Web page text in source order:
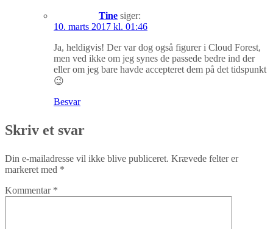
Tine siger:
10. marts 2017 kl. 01:46
Ja, heldigvis! Der var dog også figurer i Cloud Forest,
men ved ikke om jeg synes de passede bedre ind der
eller om jeg bare havde accepteret dem på det tidspunkt
😉
Besvar
Skriv et svar
Din e-mailadresse vil ikke blive publiceret. Krævede felter er
markeret med *
Kommentar *